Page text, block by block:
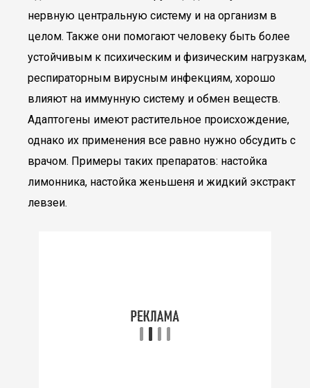
нервную центральную систему и на организм в
целом. Также они помогают человеку быть более
устойчивым к психическим и физическим нагрузкам,
респираторным вирусным инфекциям, хорошо
влияют на иммунную систему и обмен веществ.
Адаптогены имеют растительное происхождение,
однако их применения все равно нужно обсудить с
врачом. Примеры таких препаратов: настойка
лимонника, настойка женьшеня и жидкий экстракт
левзеи.